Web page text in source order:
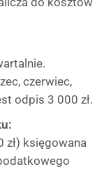
czerwiec,
odpis 3 000 zł.
zł) księgowana